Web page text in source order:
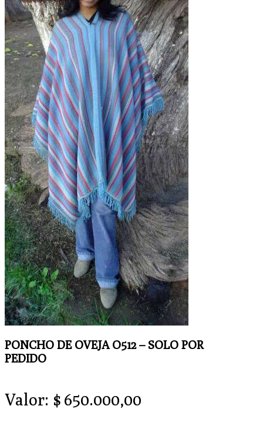
PONCHO DE OVEJA O512 – SOLO POR
PEDIDO
Valor: $ 650.000,00